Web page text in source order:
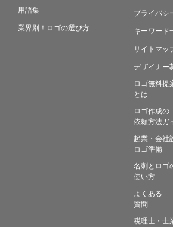
用語集
業界別！ロゴの選び方
プライバシ
キーワード
サイトマッ
デザイナー
ロゴ無料提
とは
ロゴ作成の
依頼方法ガ
起業・会社
ロゴ準備
名刺とロゴ
使い方
よくある
質問
税理士・士